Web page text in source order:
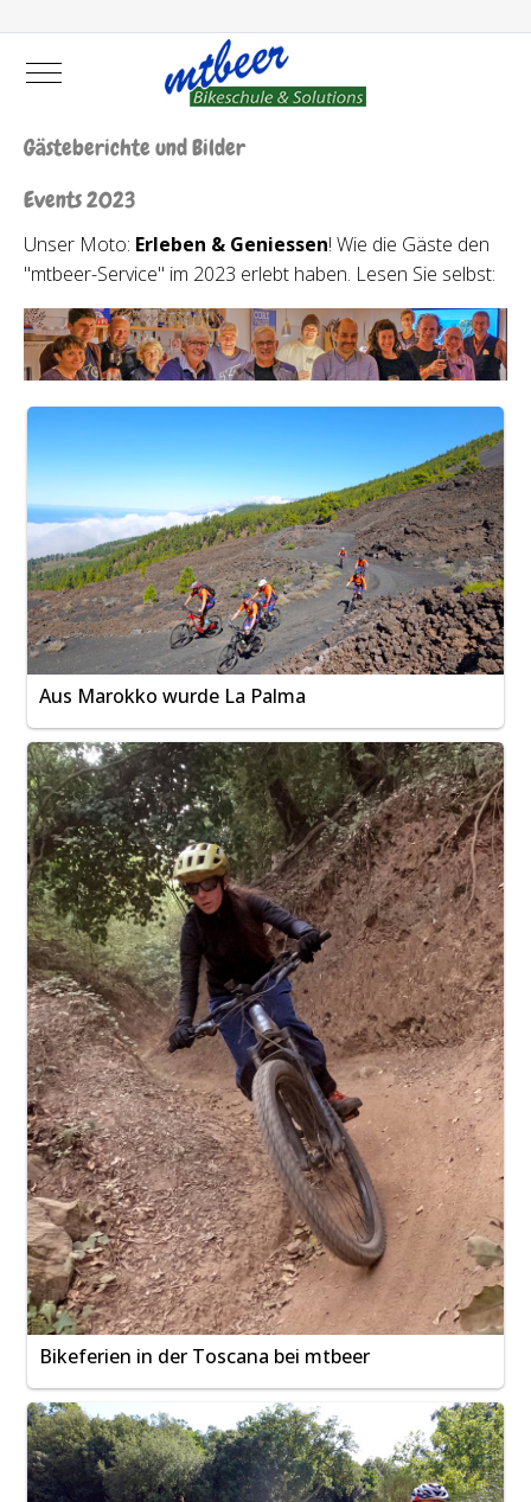
Mobile Menu Toggle
Gästeberichte und Bilder
Events 2023
Unser Moto: Erleben & Geniessen! Wie die Gäste den
"mtbeer-Service" im 2023 erlebt haben. Lesen Sie selbst:
Aus Marokko wurde La Palma
Bikeferien in der Toscana bei mtbeer